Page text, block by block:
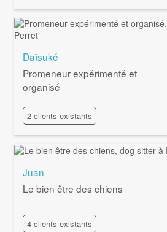
Daïsuké
Promeneur expérimenté et
organisé
2 clients existants
Juan
Le bien être des chiens
4 clients existants